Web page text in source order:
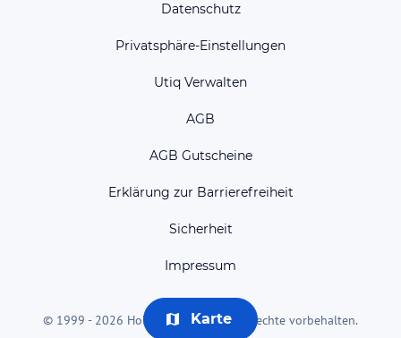
Karte
Datenschutz
Privatsphäre-Einstellungen
Utiq Verwalten
AGB
AGB Gutscheine
Erklärung zur Barrierefreiheit
Sicherheit
Impressum
© 1999 - 2026 HolidayCheck AG. Alle Rechte vorbehalten.